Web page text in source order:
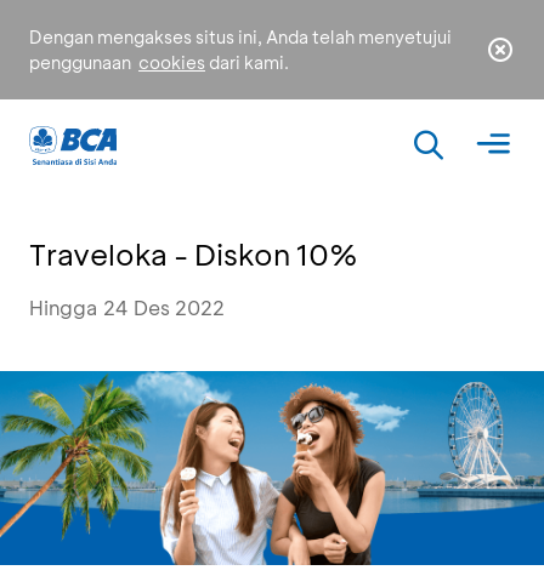
Dengan mengakses situs ini, Anda telah menyetujui
penggunaan cookies dari kami.
Traveloka - Diskon 10%
Hingga 24 Des 2022